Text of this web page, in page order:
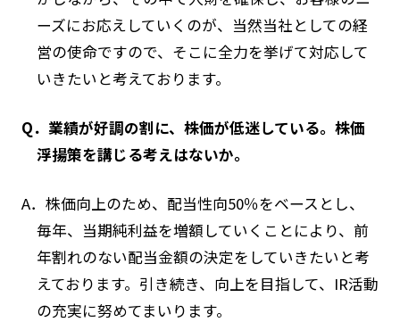
ーズにお応えしていくのが、当然当社としての経
営の使命ですので、そこに全力を挙げて対応して
いきたいと考えております。
Q．業績が好調の割に、株価が低迷している。株価
浮揚策を講じる考えはないか。
A．株価向上のため、配当性向50％をベースとし、
毎年、当期純利益を増額していくことにより、前
年割れのない配当金額の決定をしていきたいと考
えております。引き続き、向上を目指して、IR活動
の充実に努めてまいります。